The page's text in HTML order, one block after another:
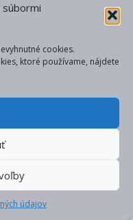
cookies.
ktoré používame, nájdete
údajov